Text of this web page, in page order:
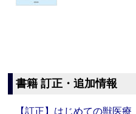
書籍 訂正・追加情報
【訂正】はじめての獣医